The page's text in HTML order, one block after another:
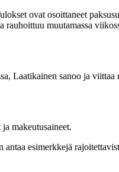
ovat osoittaneet
muutamassa
Laatikainen sanoo ja viittaa
makeutusaineet.
antaa esimerkkejä